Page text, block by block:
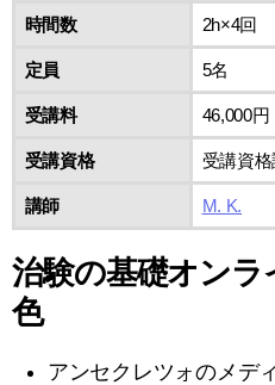
時間数 2h×4回
定員 5名
受講料 46,000円
受講資格 受講資格
講師 M. K.
治験の基礎オン
色
アンセクレツォのメデ